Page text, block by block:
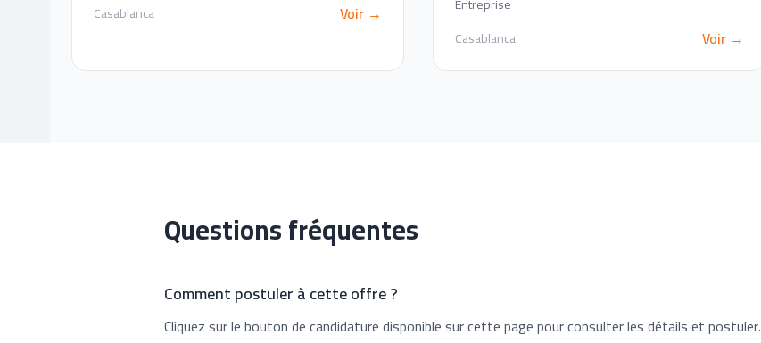
Casablanca
Voir →
Casablanca
Voir →
Questions fréquentes
Comment postuler à cette offre ?
Cliquez sur le bouton de candidature disponible sur cette page pour consulter les détails et postuler.